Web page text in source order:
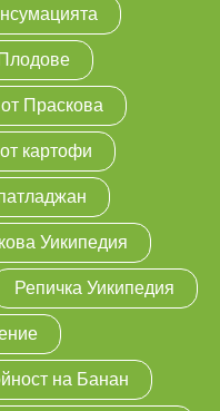
Праскова
картофи
Уикипедия
Репичка Уикипедия
на Банан